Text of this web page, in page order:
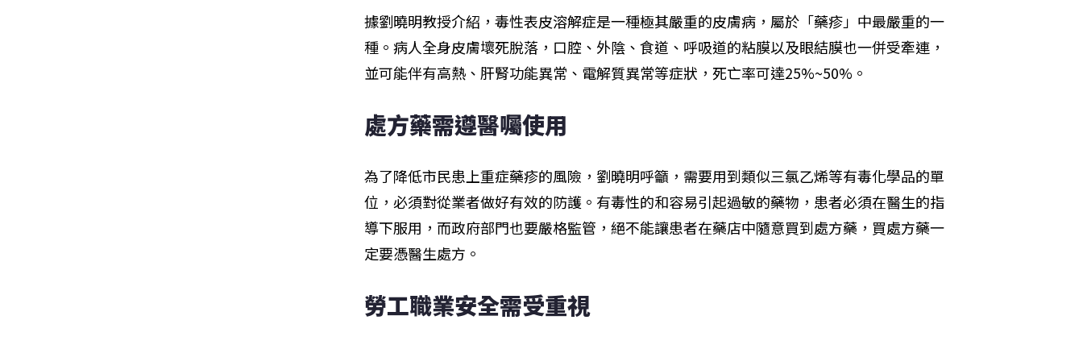
據劉曉明教授介紹，毒性表皮溶解症是一種極其嚴重的皮膚病，屬於「藥疹」中最嚴重的一
種。病人全身皮膚壞死脫落，口腔、外陰、食道、呼吸道的粘膜以及眼結膜也一併受牽連，
並可能伴有高熱、肝腎功能異常、電解質異常等症狀，死亡率可達25%~50%。
處方藥需遵醫囑使用
為了降低市民患上重症藥疹的風險，劉曉明呼籲，需要用到類似三氯乙烯等有毒化學品的單
位，必須對從業者做好有效的防護。有毒性的和容易引起過敏的藥物，患者必須在醫生的指
導下服用，而政府部門也要嚴格監管，絕不能讓患者在藥店中隨意買到處方藥，買處方藥一
定要憑醫生處方。
勞工職業安全需受重視